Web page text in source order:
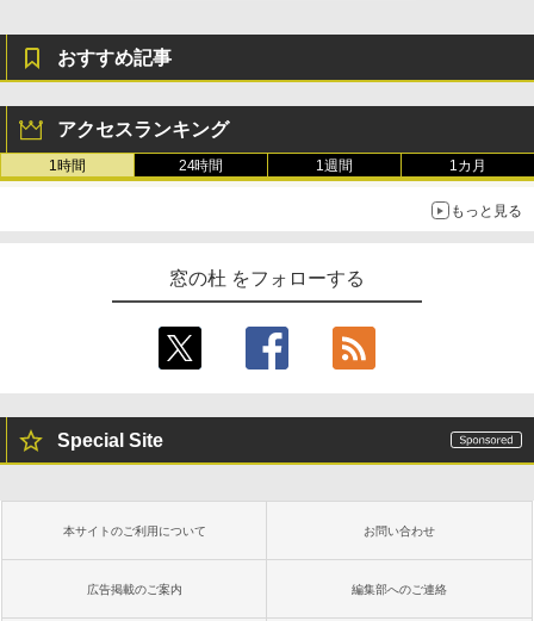
おすすめ記事
アクセスランキング
1時間 24時間 1週間 1カ月
もっと見る
窓の杜 をフォローする
Special Site
本サイトのご利用について お問い合わせ
広告掲載のご案内 編集部へのご連絡